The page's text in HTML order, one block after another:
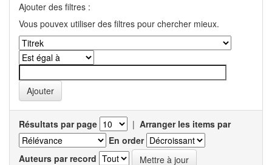
Ajouter des filtres :
Vous pouvex utiliser des filtres pour chercher mieux.
Résultats par page | Arranger les items par
En order
Auteurs par record